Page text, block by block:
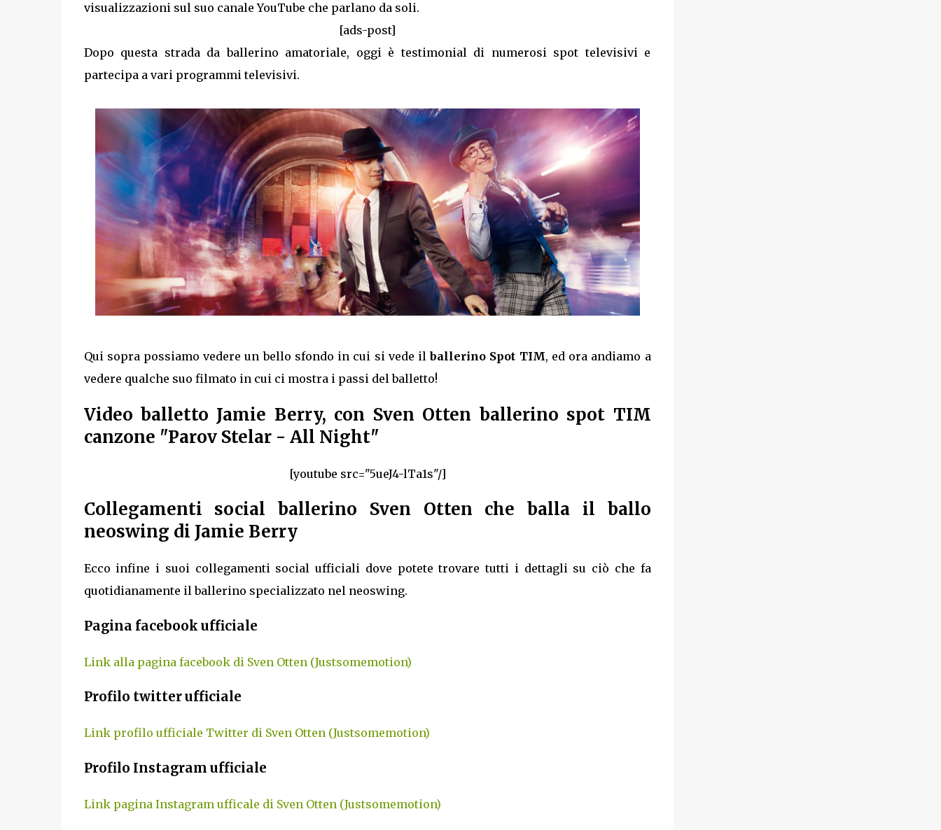
visualizzazioni sul suo canale YouTube che parlano da soli.
[ads-post]
Dopo questa strada da ballerino amatoriale, oggi è testimonial di numerosi spot televisivi e
partecipa a vari programmi televisivi.
Qui sopra possiamo vedere un bello sfondo in cui si vede ilballerino Spot TIM, ed ora andiamo a
vedere qualche suo filmato in cui ci mostra i passi del balletto!
Video balletto Jamie Berry, con Sven Otten ballerino spot TIM
canzone "Parov Stelar - All Night"
[youtube src="5ueJ4-lTa1s"/]
Collegamenti social ballerino Sven Otten che balla il ballo
neoswing di Jamie Berry
Ecco infine i suoi collegamenti social ufficiali dove potete trovare tutti i dettagli su ciò che fa
quotidianamente il ballerino specializzato nel neoswing.
Pagina facebook ufficiale
Link alla pagina facebook di Sven Otten (Justsomemotion)
Profilo twitter ufficiale
Link profilo ufficiale Twitter di Sven Otten (Justsomemotion)
Profilo Instagram ufficiale
Link pagina Instagram ufficale di Sven Otten (Justsomemotion)